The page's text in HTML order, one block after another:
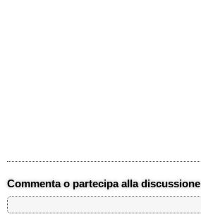
Commenta o partecipa alla discussione